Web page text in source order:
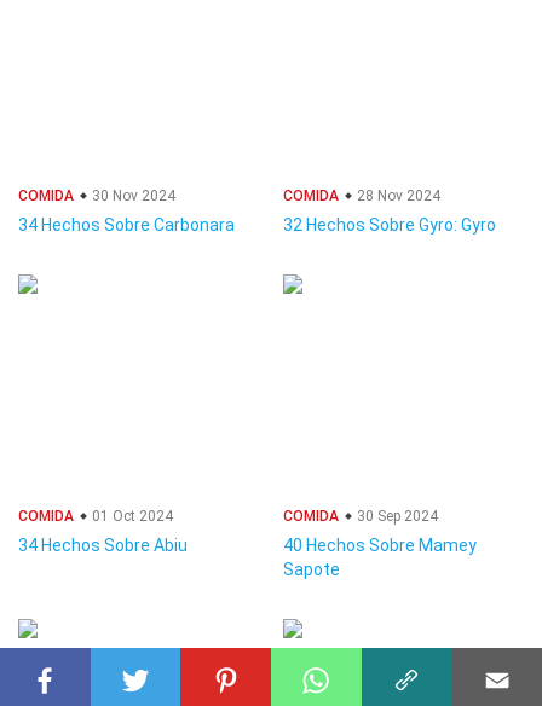
COMIDA 30 Nov 2024
34 Hechos Sobre Carbonara
COMIDA 28 Nov 2024
32 Hechos Sobre Gyro: Gyro
COMIDA 01 Oct 2024
34 Hechos Sobre Abiu
COMIDA 30 Sep 2024
40 Hechos Sobre Mamey
Sapote